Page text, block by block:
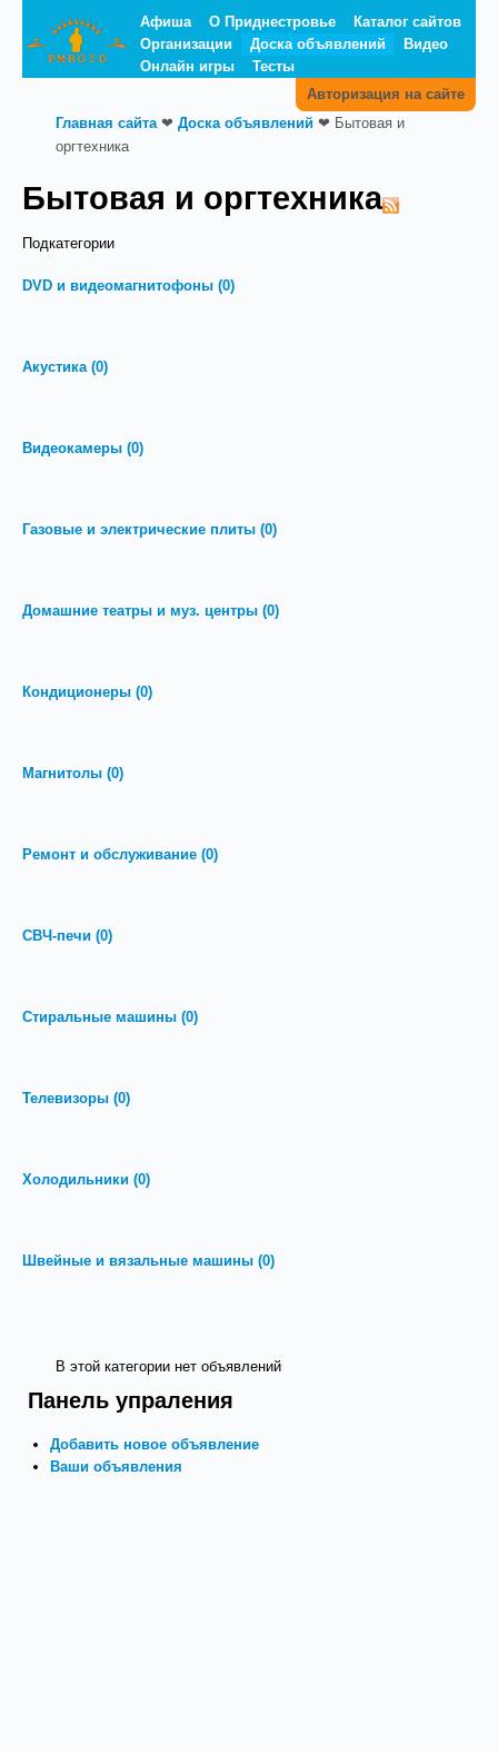
Афиша О Приднестровье
Каталог сайтов
Организации
Доска объявлений
Видео
Онлайн игры
Тесты
Авторизация на сайте
Главная сайта❤ Доска объявлений ❤ Бытовая и
оргтехника
Бытовая и оргтехника
Подкатегории
DVD и видеомагнитофоны (0)
Акустика (0)
Видеокамеры (0)
Газовые и электрические плиты (0)
Домашние театры и муз. центры (0)
Кондиционеры (0)
Магнитолы (0)
Ремонт и обслуживание (0)
СВЧ-печи (0)
Стиральные машины (0)
Телевизоры (0)
Холодильники (0)
Швейные и вязальные машины (0)
В этой категории нет объявлений
Панель упраления
Добавить новое объявление
Ваши объявления